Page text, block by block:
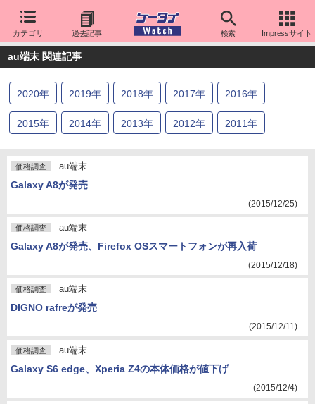
カテゴリ 過去記事 検索 Impressサイト
au端末 関連記事
2020年 2019年 2018年 2017年 2016年
2015年 2014年 2013年 2012年 2011年
価格調査 au端末
Galaxy A8が発売
(2015/12/25)
価格調査 au端末
Galaxy A8が発売、Firefox OSスマートフォンが再入荷
(2015/12/18)
価格調査 au端末
DIGNO rafreが発売
(2015/12/11)
価格調査 au端末
Galaxy S6 edge、Xperia Z4の本体価格が値下げ
(2015/12/4)